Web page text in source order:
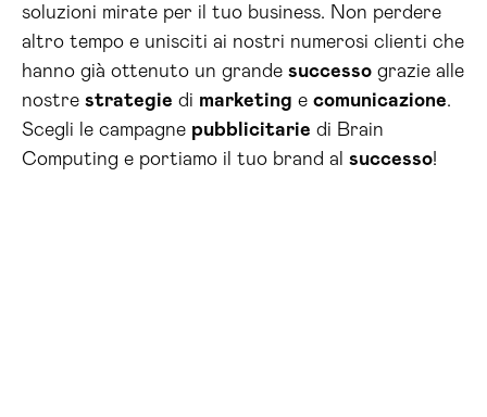
soluzioni mirate per il tuo business. Non perdere
altro tempo e unisciti ai nostri numerosi clienti che
hanno già ottenuto un grande successo grazie alle
nostre strategie di marketing e comunicazione.
Scegli le campagne pubblicitarie di Brain
Computing e portiamo il tuo brand al successo!